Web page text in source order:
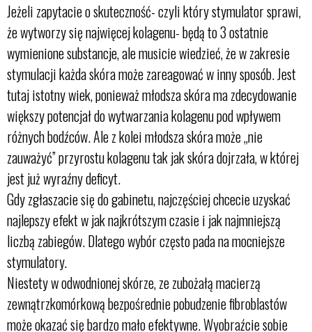
Jeżeli zapytacie o skuteczność- czyli który stymulator sprawi,
że wytworzy się najwięcej kolagenu- będą to 3 ostatnie
wymienione substancje, ale musicie wiedzieć, że w zakresie
stymulacji każda skóra może zareagować w inny sposób. Jest
tutaj istotny wiek, ponieważ młodsza skóra ma zdecydowanie
większy potencjał do wytwarzania kolagenu pod wpływem
różnych bodźców. Ale z kolei młodsza skóra może „nie
zauważyć” przyrostu kolagenu tak jak skóra dojrzała, w której
jest już wyraźny deficyt.
Gdy zgłaszacie się do gabinetu, najczęściej chcecie uzyskać
najlepszy efekt w jak najkrótszym czasie i jak najmniejszą
liczbą zabiegów. Dlatego wybór często pada na mocniejsze
stymulatory.
Niestety w odwodnionej skórze, ze zubożałą macierzą
zewnątrzkomórkową bezpośrednie pobudzenie fibroblastów
może okazać się bardzo mało efektywne. Wyobraźcie sobie